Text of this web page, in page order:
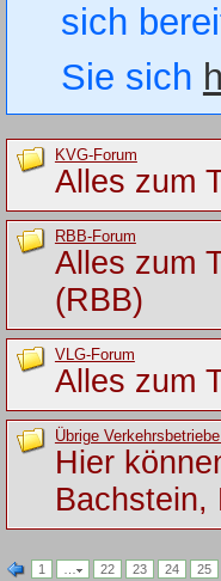
sich
Sie sich
KVG-Forum
Alles zum
RBB-Forum
Alles zum
(RBB)
VLG-Forum
Alles zum
Übrige
Hier
Bachstein,
1 … 22 23 24 25